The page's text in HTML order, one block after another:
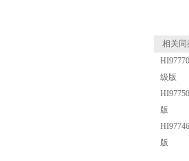
相关同
级版
版
版